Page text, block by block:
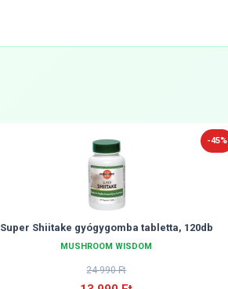
-45%
Super Shiitake gyógygomba tabletta, 120db
MUSHROOM WISDOM
24 990 Ft